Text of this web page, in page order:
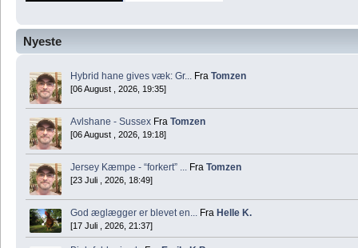
Nyeste
Hybrid hane gives væk: Gr... Fra Tomzen
[06 August , 2026, 19:35]
Avlshane - Sussex Fra Tomzen
[06 August , 2026, 19:18]
Jersey Kæmpe - “forkert” ... Fra Tomzen
[23 Juli , 2026, 18:49]
God æglægger er blevet en... Fra Helle K.
[17 Juli , 2026, 21:37]